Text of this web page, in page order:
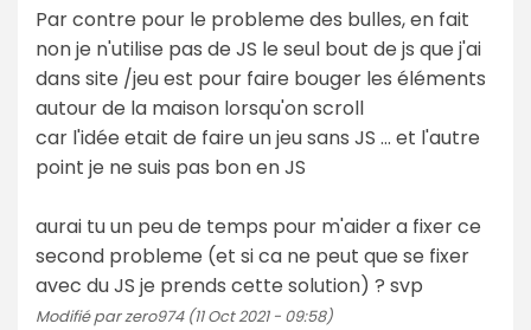
Par contre pour le probleme des bulles, en fait
non je n'utilise pas de JS le seul bout de js que j'ai
dans site /jeu est pour faire bouger les éléments
autour de la maison lorsqu'on scroll
car l'idée etait de faire un jeu sans JS ... et l'autre
point je ne suis pas bon en JS
aurai tu un peu de temps pour m'aider a fixer ce
second probleme (et si ca ne peut que se fixer
avec du JS je prends cette solution) ? svp
Modifié par zero974 (11 Oct 2021 - 09:58)